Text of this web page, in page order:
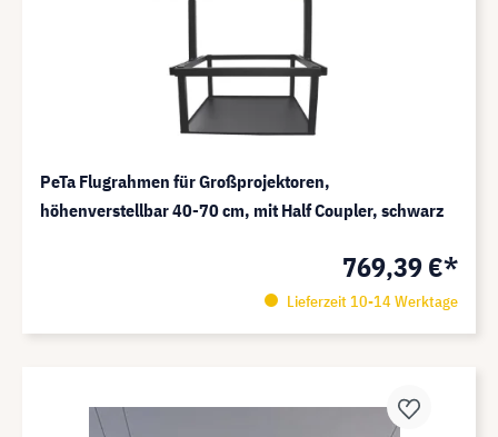
PeTa Flugrahmen für Großprojektoren,
höhenverstellbar 40-70 cm, mit Half Coupler, schwarz
769,39 €*
Lieferzeit 10-14 Werktage